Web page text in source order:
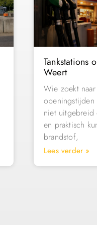
Tankstations
Weert
Wie zoekt naar
openingstijden
niet uitgebreid
en praktisch
brandstof,
Lees verder »